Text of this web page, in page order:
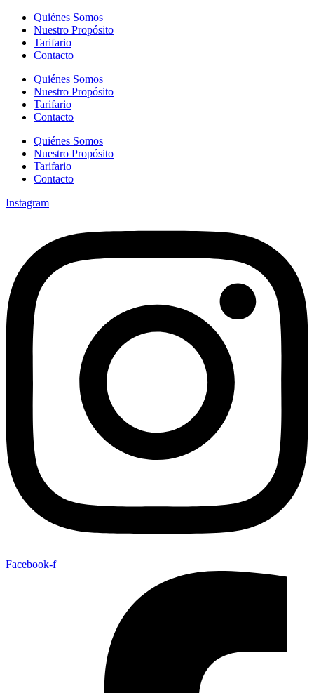
Quiénes Somos
Nuestro Propósito
Tarifario
Contacto
Quiénes Somos
Nuestro Propósito
Tarifario
Contacto
Quiénes Somos
Nuestro Propósito
Tarifario
Contacto
Instagram
Facebook-f